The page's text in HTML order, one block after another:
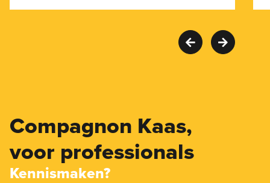
Compagnon Kaas,
voor professionals
Kennismaken?